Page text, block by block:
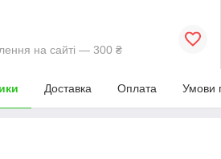
на сайті — 300 ₴
Доставка Оплата Умови